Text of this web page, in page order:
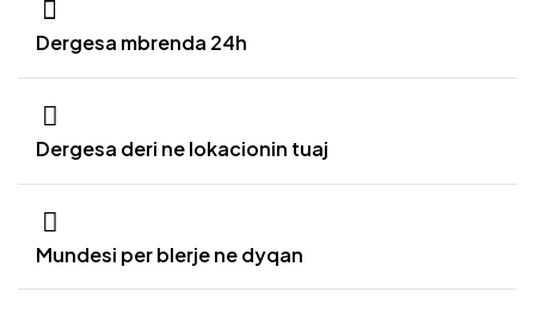
Dergesa mbrenda 24h
Dergesa deri ne lokacionin tuaj
Mundesi per blerje ne dyqan